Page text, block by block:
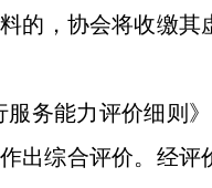
的，协会将收缴其
务能力评价细则
出综合评价。经评